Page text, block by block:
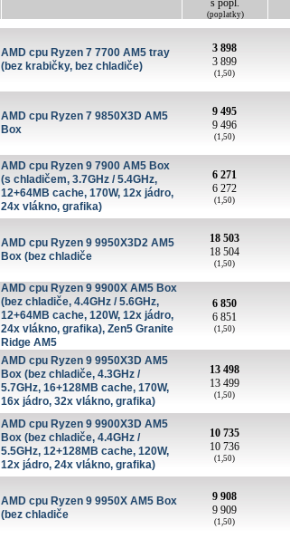
s popl.
(poplatky)
AMD cpu Ryzen 7 7700 AM5 tray
(bez krabičky, bez chladiče)
3 898
3 899
(1,50)
AMD cpu Ryzen 7 9850X3D AM5
Box
9 495
9 496
(1,50)
AMD cpu Ryzen 9 7900 AM5 Box
(s chladičem, 3.7GHz / 5.4GHz,
12+64MB cache, 170W, 12x jádro,
24x vlákno, grafika)
6 271
6 272
(1,50)
AMD cpu Ryzen 9 9950X3D2 AM5
Box (bez chladiče
18 503
18 504
(1,50)
AMD cpu Ryzen 9 9900X AM5 Box
(bez chladiče, 4.4GHz / 5.6GHz,
12+64MB cache, 120W, 12x jádro,
24x vlákno, grafika), Zen5 Granite
Ridge AM5
6 850
6 851
(1,50)
AMD cpu Ryzen 9 9950X3D AM5
Box (bez chladiče, 4.3GHz /
5.7GHz, 16+128MB cache, 170W,
16x jádro, 32x vlákno, grafika)
13 498
13 499
(1,50)
AMD cpu Ryzen 9 9900X3D AM5
Box (bez chladiče, 4.4GHz /
5.5GHz, 12+128MB cache, 120W,
12x jádro, 24x vlákno, grafika)
10 735
10 736
(1,50)
AMD cpu Ryzen 9 9950X AM5 Box
(bez chladiče
9 908
9 909
(1,50)